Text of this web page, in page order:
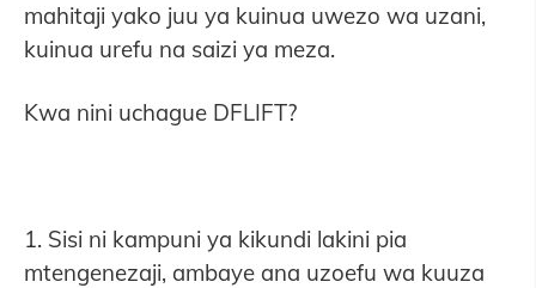
mahitaji yako juu ya kuinua uwezo wa uzani,
kuinua urefu na saizi ya meza.
Kwa nini uchague DFLIFT?
1. Sisi ni kampuni ya kikundi lakini pia
mtengenezaji, ambaye ana uzoefu wa kuuza